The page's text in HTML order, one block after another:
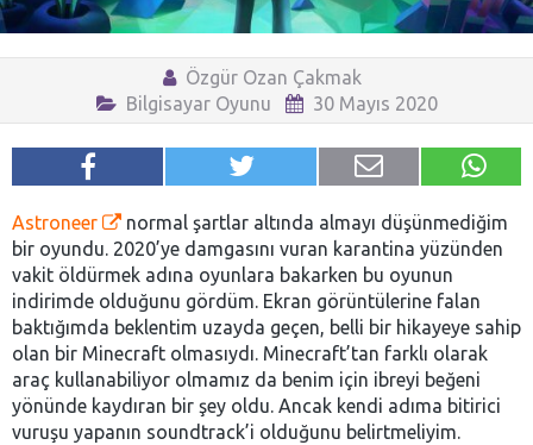
Özgür Ozan Çakmak
Bilgisayar Oyunu
30 Mayıs 2020
Astroneer
normal şartlar altında almayı düşünmediğim
bir oyundu. 2020’ye damgasını vuran karantina yüzünden
vakit öldürmek adına oyunlara bakarken bu oyunun
indirimde olduğunu gördüm. Ekran görüntülerine falan
baktığımda beklentim uzayda geçen, belli bir hikayeye sahip
olan bir Minecraft olmasıydı. Minecraft’tan farklı olarak
araç kullanabiliyor olmamız da benim için ibreyi beğeni
yönünde kaydıran bir şey oldu. Ancak kendi adıma bitirici
vuruşu yapanın soundtrack’i olduğunu belirtmeliyim.